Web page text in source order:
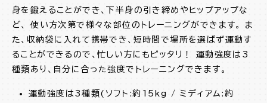
身を鍛えることができ、下半身の引き締めやヒップアップな
ど、 使い方次第で様々な部位のトレーニングができます。 ま
た、収納袋に入れて携帯でき、短時間で場所を選ばず運動す
ることができるので、忙しい方にもピッタリ！ 運動強度は3
種類あり、自分に合った強度でトレーニングできます。
運動強度は3種類(ソフト:約15kg / ミディアム:約